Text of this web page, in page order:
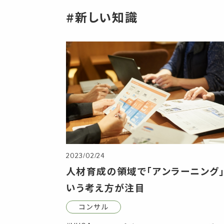
#新しい知識
2023/02/24
人材育成の領域で「アンラーニング
いう考え方が注目
コンサル